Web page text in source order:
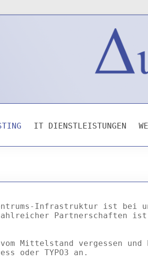
IT DIENSTLEISTUNGEN
Infrastruktur ist bei
Partnerschaften ist
Mittelstand vergessen und
oder TYPO3 an.